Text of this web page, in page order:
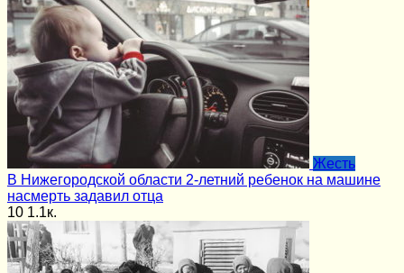
Жесть
В Нижегородской области 2-летний ребенок на машине
насмерть задавил отца
10 1.1к.